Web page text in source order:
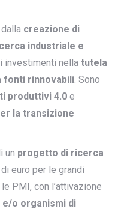
creazione di
industriale e
investimenti nella tutela
fonti rinnovabili. Sono
produttivi 4.0 e
la transizione
un progetto di ricerca
euro per le grandi
PMI, con l’attivazione
o organismi di